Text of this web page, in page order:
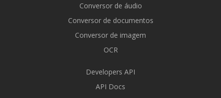
Conversor de áudio
Conversor de documentos
Conversor de imagem
OCR
Developers API
API Docs